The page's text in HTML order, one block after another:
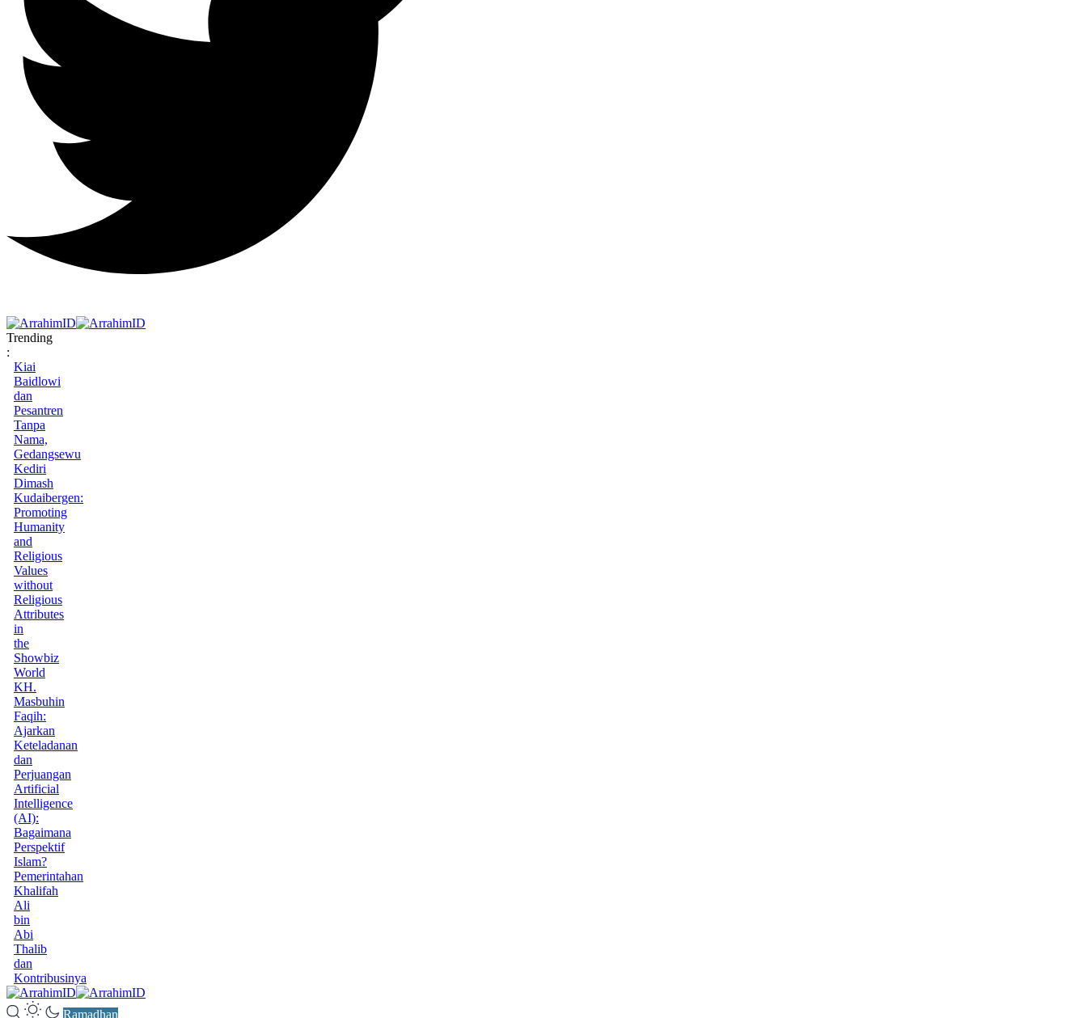
Trending
:
Kiai
Baidlowi
dan
Pesantren
Tanpa
Nama,
Gedangsewu
Kediri
Dimash
Kudaibergen:
Promoting
Humanity
and
Religious
Values
without
Religious
Attributes
in
the
Showbiz
World
KH.
Masbuhin
Faqih:
Ajarkan
Keteladanan
dan
Perjuangan
Artificial
Intelligence
(AI):
Bagaimana
Perspektif
Islam?
Pemerintahan
Khalifah
Ali
bin
Abi
Thalib
dan
Kontribusinya
Ramadhan